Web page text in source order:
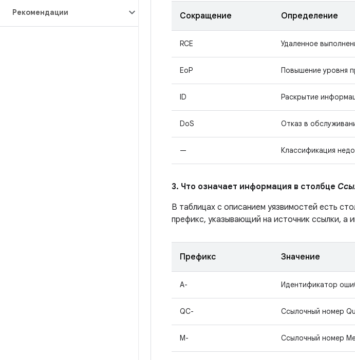
Рекомендации Сокращение Определение
RCE Удаленное
EoP Повышение уровня
ID Раскрытие
DoS Отказ в
— Классификация
3. Что означает информация в столбце
В таблицах с описанием уязвимостей есть
префикс, указывающий на источник ссылки, а
Префикс Значение
A- Идентификатор
QC- Ссылочный номер
M- Ссылочный номер